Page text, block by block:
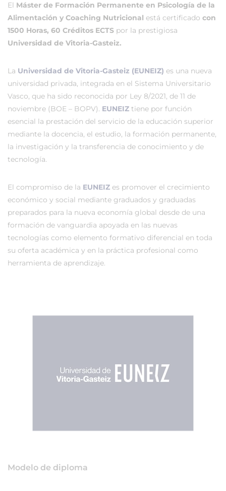
El Máster de Formación Permanente en Psicología de la
Alimentación y Coaching Nutricional está certificado con
1500 Horas, 60 Créditos ECTS por la prestigiosa
Universidad de Vitoria-Gasteiz.
La Universidad de Vitoria-Gasteiz (EUNEIZ) es una nueva
universidad privada, integrada en el Sistema Universitario
Vasco, que ha sido reconocida por Ley 8/2021, de 11 de
noviembre (BOE – BOPV). EUNEIZ tiene por función
esencial la prestación del servicio de la educación superior
mediante la docencia, el estudio, la formación permanente,
la investigación y la transferencia de conocimiento y de
tecnología.
El compromiso de la EUNEIZ es promover el crecimiento
económico y social mediante graduados y graduadas
preparados para la nueva economía global desde de una
formación de vanguardia apoyada en las nuevas
tecnologías como elemento formativo diferencial en toda
su oferta académica y en la práctica profesional como
herramienta de aprendizaje.
Modelo de diploma